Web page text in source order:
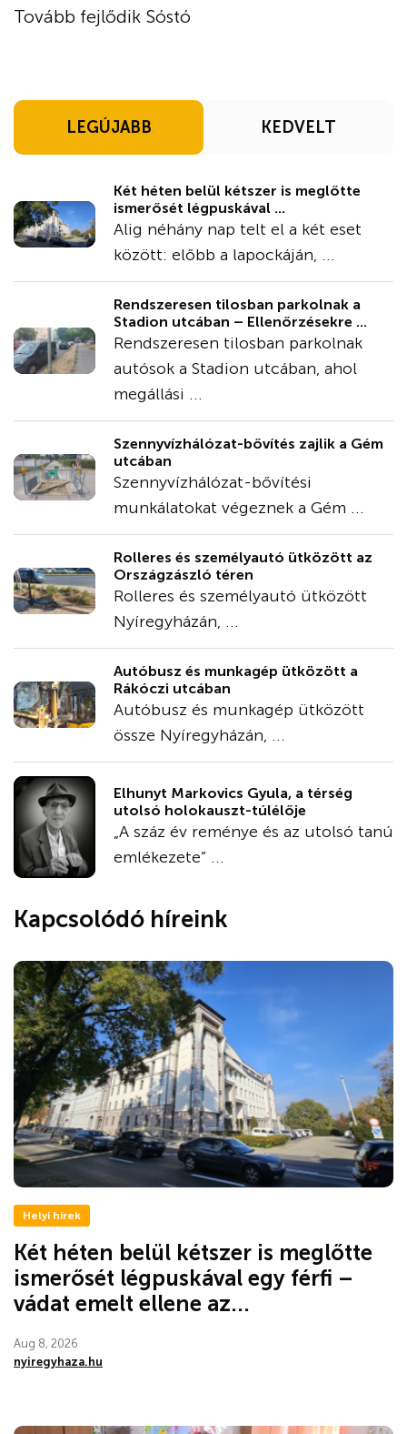
Tovább fejlődik Sóstó
LEGÚJABB KEDVELT
Két héten belül kétszer is meglőtte
ismerősét légpuskával ...
Alig néhány nap telt el a két eset
között: előbb a lapockáján, ...
Rendszeresen tilosban parkolnak a
Stadion utcában – Ellenőrzésekre ...
Rendszeresen tilosban parkolnak
autósok a Stadion utcában, ahol
megállási ...
Szennyvízhálózat-bővítés zajlik a Gém
utcában
Szennyvízhálózat-bővítési
munkálatokat végeznek a Gém ...
Rolleres és személyautó ütközött az
Országzászló téren
Rolleres és személyautó ütközött
Nyíregyházán, ...
Autóbusz és munkagép ütközött a
Rákóczi utcában
Autóbusz és munkagép ütközött
össze Nyíregyházán, ...
Elhunyt Markovics Gyula, a térség
utolsó holokauszt-túlélője
„A száz év reménye és az utolsó tanú
emlékezete” ...
Kapcsolódó híreink
Helyi hírek
Két héten belül kétszer is meglőtte
ismerősét légpuskával egy férfi –
vádat emelt ellene az...
Aug 8, 2026
nyiregyhaza.hu